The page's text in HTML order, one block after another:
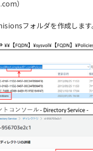
）
フォルダを作成します